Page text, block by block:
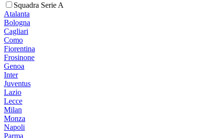
Squadra Serie A
Atalanta
Bologna
Cagliari
Como
Fiorentina
Frosinone
Genoa
Inter
Juventus
Lazio
Lecce
Milan
Monza
Napoli
Parma